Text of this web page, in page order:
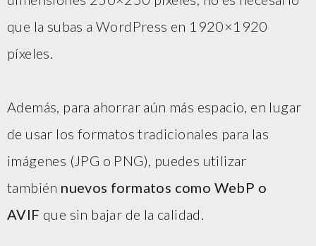
que la subas a WordPress en 1920×1920
píxeles.
Además, para ahorrar aún más espacio, en lugar
de usar los formatos tradicionales para las
imágenes (JPG o PNG), puedes utilizar
también nuevos formatos como WebP o
AVIF que sin bajar de la calidad.